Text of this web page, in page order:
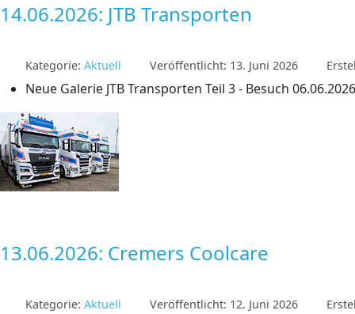
14.06.2026: JTB Transporten
Kategorie: Aktuell Veröffentlicht: 13. Juni 2026
Neue Galerie JTB Transporten Teil 3 - Besuch 06.06.2026
13.06.2026: Cremers Coolcare
Kategorie: Aktuell Veröffentlicht: 12. Juni 2026